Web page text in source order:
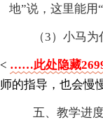
地”说，这里能用
（3）小马
< ……此处隐藏
师的指导，也会慢
五、教学进